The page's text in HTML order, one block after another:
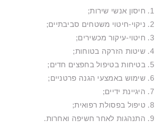
1. חיסון אנשי שירות;
2. ניקוי-חיטוי משטחים סביבתיים;
3. חיטוי-עיקור מכשירים;
4. שיטות הזרקה בטוחות;
5. בטיחות בטיפול בחפצים חדים;
6. שימוש באמצעי הגנה פרטניים;
7. היגיינת ידיים;
8. טיפול בפסולת רפואית;
9. התנהגות לאחר חשיפה ואחרות.